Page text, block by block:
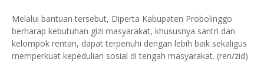
Melalui bantuan tersebut, Diperta Kabupaten Probolinggo
berharap kebutuhan gizi masyarakat, khususnya santri dan
kelompok rentan, dapat terpenuhi dengan lebih baik sekaligus
memperkuat kepedulian sosial di tengah masyarakat. (ren/zid)